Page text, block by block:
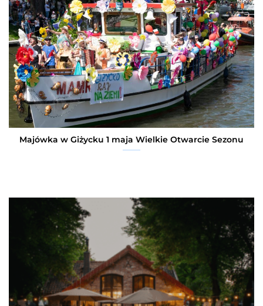
Majówka w Giżycku 1 maja Wielkie Otwarcie Sezonu